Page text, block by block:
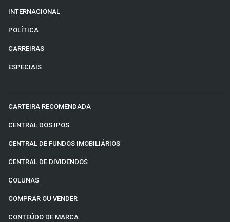
INTERNACIONAL
POLÍTICA
CARREIRAS
ESPECIAIS
CARTEIRA RECOMENDADA
CENTRAL DOS IPOS
CENTRAL DE FUNDOS IMOBILIÁRIOS
CENTRAL DE DIVIDENDOS
COLUNAS
COMPRAR OU VENDER
CONTEÚDO DE MARCA